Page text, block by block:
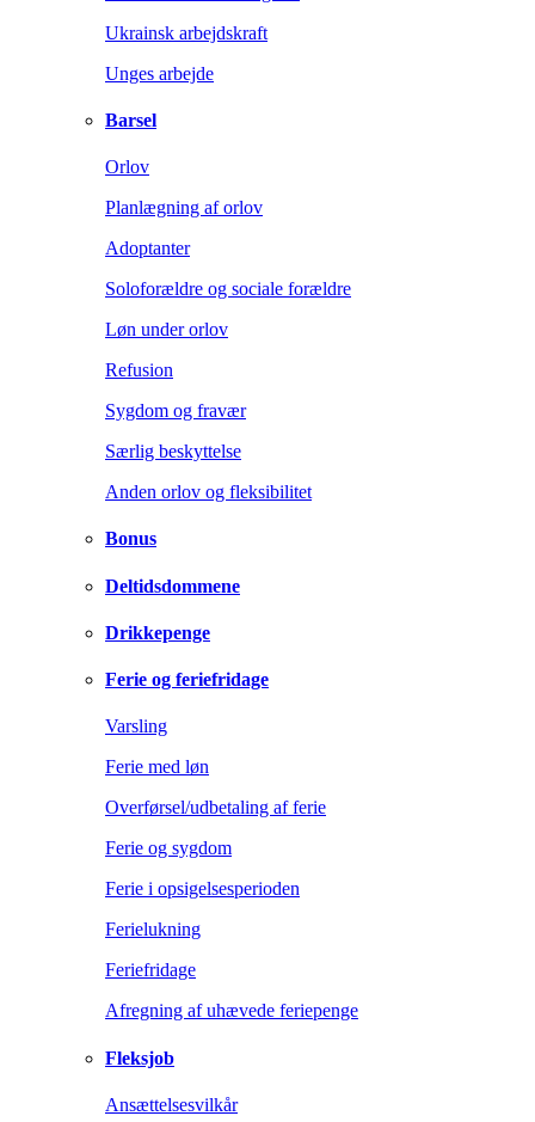
Ukrainsk arbejdskraft
Unges arbejde
Barsel
Orlov
Planlægning af orlov
Adoptanter
Soloforældre og sociale forældre
Løn under orlov
Refusion
Sygdom og fravær
Særlig beskyttelse
Anden orlov og fleksibilitet
Bonus
Deltidsdommene
Drikkepenge
Ferie og feriefridage
Varsling
Ferie med løn
Overførsel/udbetaling af ferie
Ferie og sygdom
Ferie i opsigelsesperioden
Ferielukning
Feriefridage
Afregning af uhævede feriepenge
Fleksjob
Ansættelsesvilkår